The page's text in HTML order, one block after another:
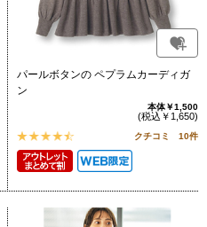
パールボタンの ペプラムカーディガ
ン
本体￥1,500
(税込￥1,650)
クチコミ 10件